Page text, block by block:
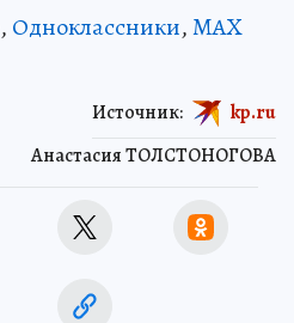
Источник: kp.ru